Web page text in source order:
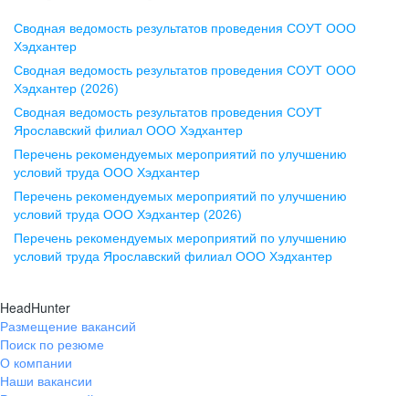
Воронеж
ул. Комиссаржевской, д. 10,
офис 1212
+7 473 280-05-05
pr@vrn.hh.ru
ул. Спартаковская, д. 2А, этаж 3,
помещение 15
+7 843 212-12-50
Екатеринбург
ул. Боевых Дружин, стр. 20,
Сводная ведомость результатов проведения СОУТ ООО
Хэдхантер
Сводная ведомость результатов проведения СОУТ ООО
Хэдхантер (2026)
Сводная ведомость результатов проведения СОУТ
Ярославский филиал ООО Хэдхантер
Перечень рекомендуемых мероприятий по улучшению
условий труда ООО Хэдхантер
Перечень рекомендуемых мероприятий по улучшению
условий труда ООО Хэдхантер (2026)
Перечень рекомендуемых мероприятий по улучшению
условий труда Ярославский филиал ООО Хэдхантер
HeadHunter
Размещение вакансий
Поиск по резюме
О компании
Наши вакансии